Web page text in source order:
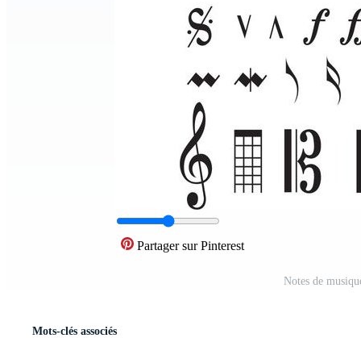
Partager sur Pinterest
Notes de
Mots-clés associés